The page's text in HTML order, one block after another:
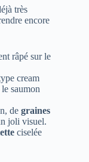
très
encore
râpé sur le
cream
saumon
de graines
joli visuel.
ciselée